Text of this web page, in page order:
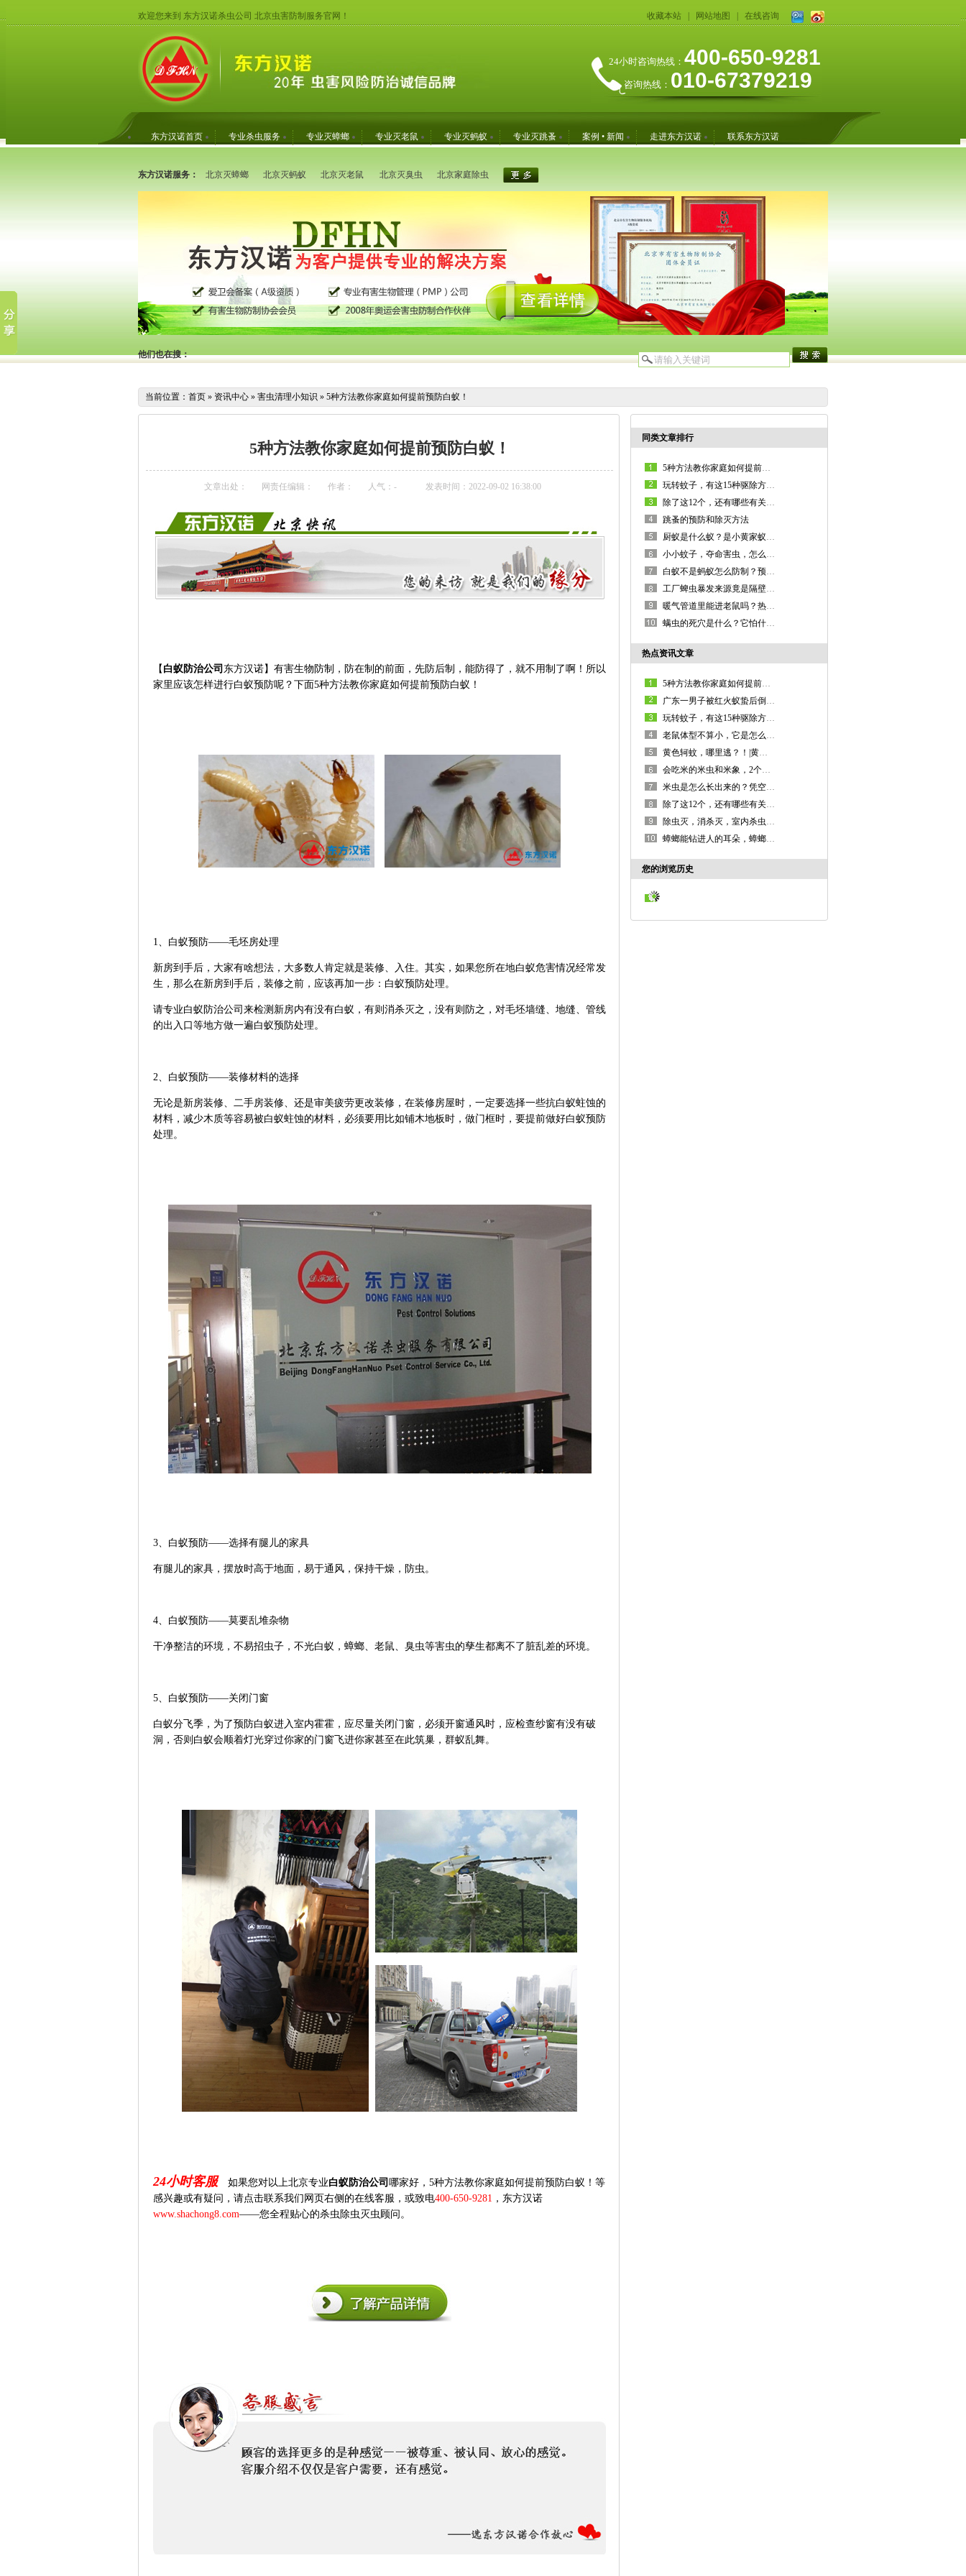
欢迎您来到 东方汉诺杀虫公司 北京虫害防制服务官网！ 收藏本站 网站地图 在线咨询
24小时咨询热线： 400-650-9281
咨询热线： 010-67379219
东方汉诺首页 专业杀虫服务 专业灭蟑螂 专业灭老鼠 专业灭蚂蚁 专业灭跳蚤 案例 • 新闻 走进东方汉诺 联系东方汉诺
东方汉诺服务： 北京灭蟑螂 北京灭蚂蚁 北京灭老鼠 北京灭臭虫 北京家庭除虫
他们也在搜：
当前位置： 首页 » 资讯中心 » 害虫清理小知识 » 5种方法教你家庭如何提前预防白蚁！
5种方法教你家庭如何提前预防白蚁！
文章出处： 网责任编辑： 作者： 人气： - 发表时间：2022-09-02 16:38:00
【 白蚁防治公司 东方汉诺】有害生物防制，防在制的前面，先防后制，能防得了，就不用制了啊！所以
家里应该怎样进行白蚁预防呢？下面5种方法教你家庭如何提前预防白蚁！
1 、白蚁预防——毛坯房处理
新房到手后，大家有啥想法，大多数人肯定就是装修、入住。其实，如果您所在地白蚁危害情况经常发
生，那么在新房到手后，装修之前，应该再加一步：白蚁预防处理。
请专业白蚁防治公司来检测新房内有没有白蚁，有则消杀灭之，没有则防之，对毛坯墙缝、地缝、管线
的出入口等地方做一遍白蚁预防处理。
2 、白蚁预防——装修材料的选择
无论是新房装修、二手房装修、还是审美疲劳更改装修，在装修房屋时，一定要选择一些抗白蚁蛀蚀的
材料，减少木质等容易被白蚁蛀蚀的材料，必须要用比如铺木地板时，做门框时，要提前做好白蚁预防
处理。
3 、白蚁预防——选择有腿儿的家具
有腿儿的家具，摆放时高于地面，易于通风，保持干燥，防虫。
4 、白蚁预防——莫要乱堆杂物
干净整洁的环境，不易招虫子，不光白蚁，蟑螂、老鼠、臭虫等害虫的孳生都离不了脏乱差的环境。
5 、白蚁预防——关闭门窗
白蚁分飞季，为了预防白蚁进入室内霍霍，应尽量关闭门窗，必须开窗通风时，应检查纱窗有没有破
洞，否则白蚁会顺着灯光穿过你家的门窗飞进你家甚至在此筑巢，群蚁乱舞。
24小时客服 如果您对以上北京专业白蚁防治公司 哪家好， 5种方法教你家庭如何提前预防白蚁！等
感兴趣或有疑问，请点击联系我们网页右侧的在线客服，或致电400-650-9281 ，东方汉诺
www.shachong8.com——您全程贴心的杀虫除虫灭虫顾问。
同类文章排行
5种方法教你家庭如何提前预防白蚁！
玩转蚊子，有这15种驱除方法足够了！
除了这12个，还有哪些有关蚂蚁的有趣的知识？
跳蚤的预防和除灭方法
厨蚁是什么蚁？是小黄家蚁吗？反复出现厨蚁应怎么办？
小小蚊子，夺命害虫，怎么驱蚊？
白蚁不是蚂蚁怎么防制？预防要做到，治理也有法！
工厂蜱虫暴发来源竟是隔壁狗，怎么消灭？
暖气管道里能进老鼠吗？热力管道如何防鼠？
螨虫的死穴是什么？它怕什么？
热点资讯文章
5种方法教你家庭如何提前预防白蚁！
广东一男子被红火蚁蛰后倒地休克！
玩转蚊子，有这15种驱除方法足够了！
老鼠体型不算小，它是怎么做到“无孔不入”的呢？
黄色轲蚊，哪里逃？！|黄金蚊子|金色蚊子|
会吃米的米虫和米象，2个小妙招快速除之
米虫是怎么长出来的？凭空出现的么？
除了这12个，还有哪些有关蚂蚁的有趣的知识？
除虫灭，消杀灭，室内杀虫灭鼠的招儿有哪些？
蟑螂能钻进人的耳朵，蟑螂会靠近熟睡的人吗？
您的浏览历史